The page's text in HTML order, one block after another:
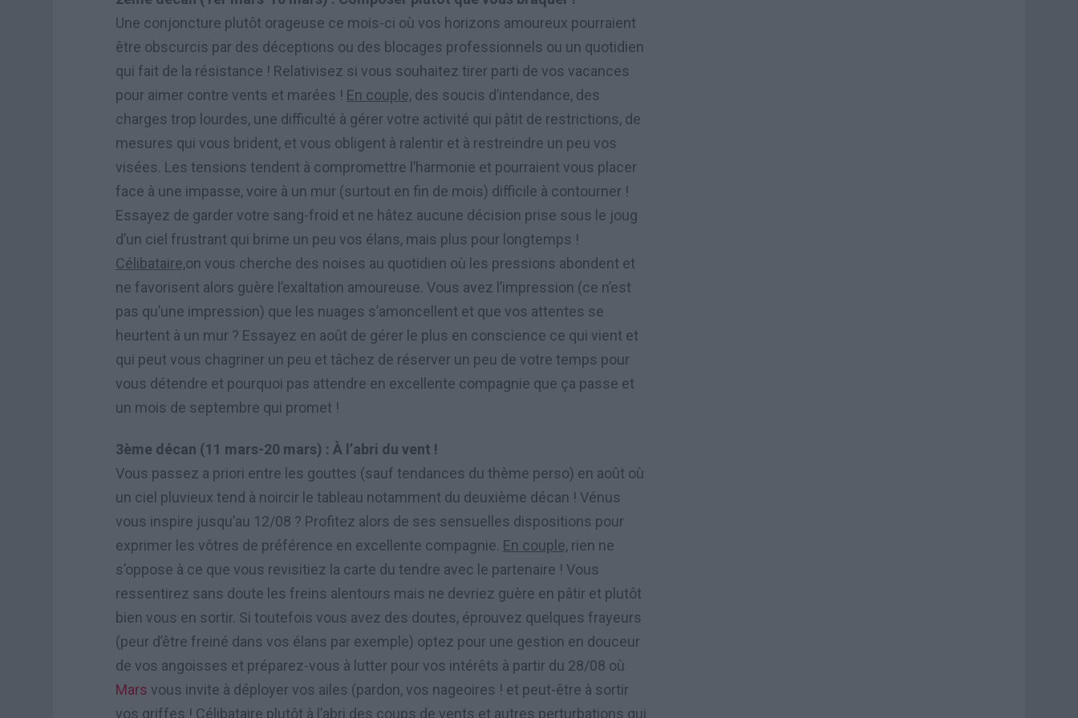
Une conjoncture plutôt orageuse ce mois-ci où vos horizons amoureux pourraient
être obscurcis par des déceptions ou des blocages professionnels ou un quotidien
qui fait de la résistance ! Relativisez si vous souhaitez tirer parti de vos vacances
pour aimer contre vents et marées ! En couple, des soucis d’intendance, des
charges trop lourdes, une difficulté à gérer votre activité qui pâtit de restrictions, de
mesures qui vous brident, et vous obligent à ralentir et à restreindre un peu vos
visées. Les tensions tendent à compromettre l’harmonie et pourraient vous placer
face à une impasse, voire à un mur (surtout en fin de mois) difficile à contourner !
Essayez de garder votre sang-froid et ne hâtez aucune décision prise sous le joug
d’un ciel frustrant qui brime un peu vos élans, mais plus pour longtemps !
Célibataire,on vous cherche des noises au quotidien où les pressions abondent et
ne favorisent alors guère l’exaltation amoureuse. Vous avez l’impression (ce n’est
pas qu’une impression) que les nuages s’amoncellent et que vos attentes se
heurtent à un mur ? Essayez en août de gérer le plus en conscience ce qui vient et
qui peut vous chagriner un peu et tâchez de réserver un peu de votre temps pour
vous détendre et pourquoi pas attendre en excellente compagnie que ça passe et
un mois de septembre qui promet !
3ème décan (11 mars-20 mars) : À l’abri du vent !
Vous passez a priori entre les gouttes (sauf tendances du thème perso) en août où
un ciel pluvieux tend à noircir le tableau notamment du deuxième décan ! Vénus
vous inspire jusqu’au 12/08 ? Profitez alors de ses sensuelles dispositions pour
exprimer les vôtres de préférence en excellente compagnie. En couple, rien ne
s’oppose à ce que vous revisitiez la carte du tendre avec le partenaire ! Vous
ressentirez sans doute les freins alentours mais ne devriez guère en pâtir et plutôt
bien vous en sortir. Si toutefois vous avez des doutes, éprouvez quelques frayeurs
(peur d’être freiné dans vos élans par exemple) optez pour une gestion en douceur
de vos angoisses et préparez-vous à lutter pour vos intérêts à partir du 28/08 où
Mars vous invite à déployer vos ailes (pardon, vos nageoires ! et peut-être à sortir
vos griffes ! Célibataire plutôt à l’abri des coups de vents et autres perturbations qui